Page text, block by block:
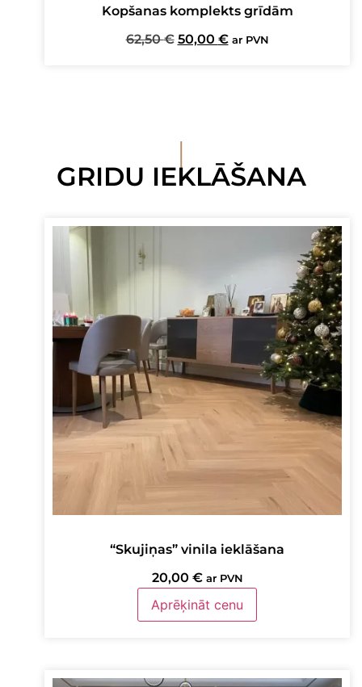
Kopšanas komplekts grīdām
62,50€ Original
50,00 €Current
ar PVN
I
GRIDU IEKLĀŠANA
“Skujiņas” vinila ieklāšana
20,00 € ar PVN
Aprēķināt cenu